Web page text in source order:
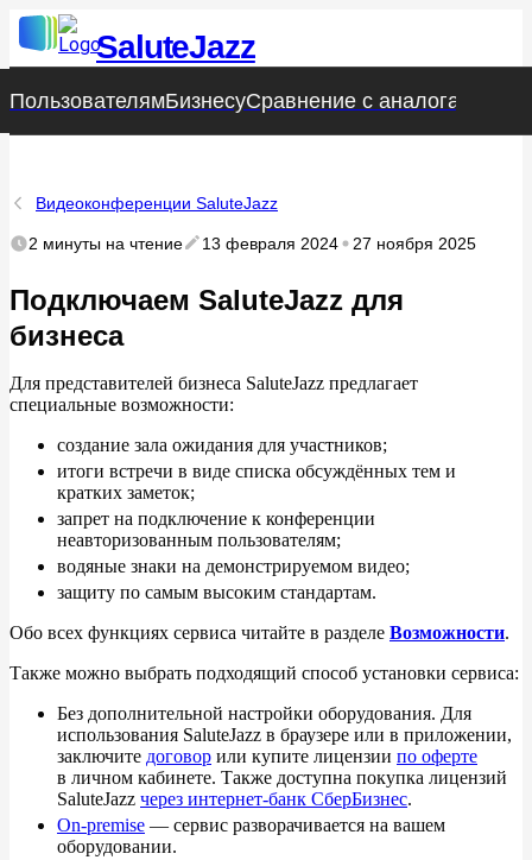
SaluteJazz
ПользователямБизнесуСравнение с аналогами
ПользователямБизнесуСравнение с аналогами
Видеоконференции SaluteJazz
2 минуты на чтение 13 февраля 2024 27 ноября 2025
Подключаем SaluteJazz для
бизнеса
Для представителей бизнеса SaluteJazz предлагает
специальные возможности:
создание зала ожидания для участников;
итоги встречи в виде списка обсуждённых тем и
кратких заметок;
запрет на подключение к конференции
неавторизованным пользователям;
водяные знаки на демонстрируемом видео;
защиту по самым высоким стандартам.
Обо всех функциях сервиса читайте в разделе Возможности.
Также можно выбрать подходящий способ установки сервиса:
Без дополнительной настройки оборудования. Для
использования SaluteJazz в браузере или в приложении,
заключите договор или купите лицензии по оферте
в личном кабинете. Также доступна покупка лицензий
SaluteJazz через интернет-банк СберБизнес.
On-premise — сервис разворачивается на вашем
оборудовании.